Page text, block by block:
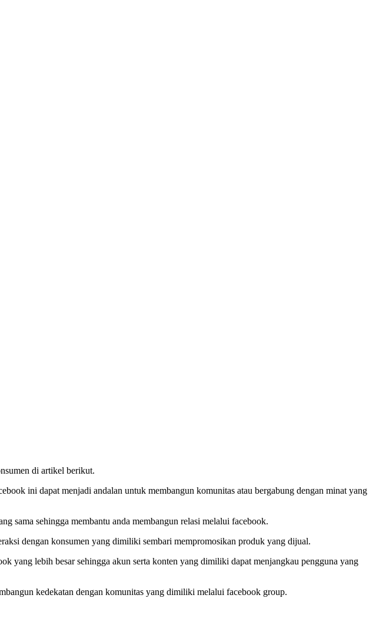
di artikel berikut.
ini dapat menjadi andalan untuk membangun komunitas atau bergabung dengan minat yang
sama sehingga membantu anda membangun relasi melalui facebook.
dengan konsumen yang dimiliki sembari mempromosikan produk yang dijual.
yang lebih besar sehingga akun serta konten yang dimiliki dapat menjangkau pengguna yang
kedekatan dengan komunitas yang dimiliki melalui facebook group.